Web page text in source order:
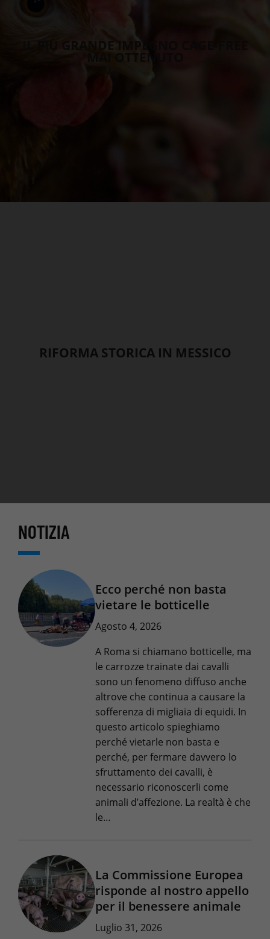
IL PIÙ GRANDE IMPEGNO CAGE-FREE
MAI OTTENUTO
RIFORMA STORICA IN MESSICO
NOTIZIA
Ecco perché non basta
vietare le botticelle
Agosto 4, 2026
A Roma si chiamano botticelle, ma
le carrozze trainate dai cavalli
sono un fenomeno diffuso anche
altrove che continua a causare la
sofferenza di migliaia di equidi. In
questo articolo spieghiamo
perché vietarle non basta e
perché, per fermare davvero lo
sfruttamento dei cavalli, è
necessario riconoscerli come
animali d’affezione. La realtà è che
le…
La Commissione Europea
risponde al nostro appello
per il benessere animale
Luglio 31, 2026